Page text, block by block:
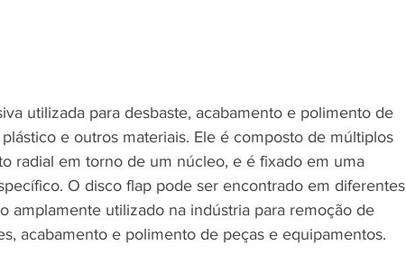
utilizada para desbaste, acabamento e polimento de
e outros materiais. Ele é composto de múltiplos
radial em torno de um núcleo, e é fixado em uma
O disco flap pode ser encontrado em diferentes
amplamente utilizado na indústria para remoção de
acabamento e polimento de peças e equipamentos.